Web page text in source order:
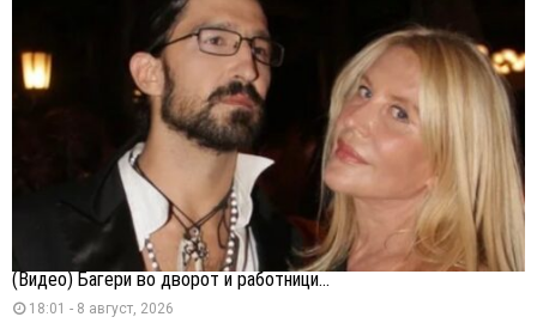
(Видео) Багери во дворот и работници...
18:01 - 8 август, 2026